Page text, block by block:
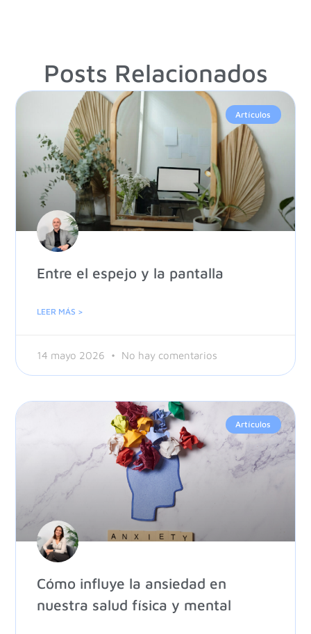
Posts Relacionados
Artículos
Entre el espejo y la pantalla
LEER MÁS >
14 mayo 2026 No hay comentarios
Artículos
Cómo influye la ansiedad en
nuestra salud física y mental